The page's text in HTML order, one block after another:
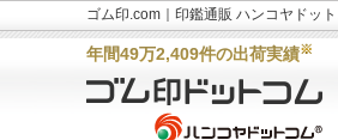
ゴム印.com｜印鑑通販 ハンコヤドッ
年間49万2,409件の出荷実績※